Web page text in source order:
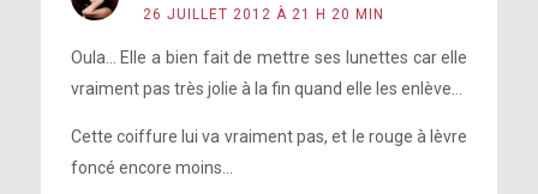
26 JUILLET 2012 À 21 H 20 MIN
Oula… Elle a bien fait de mettre ses lunettes car elle
vraiment pas très jolie à la fin quand elle les enlève…
Cette coiffure lui va vraiment pas, et le rouge à lèvre
foncé encore moins…